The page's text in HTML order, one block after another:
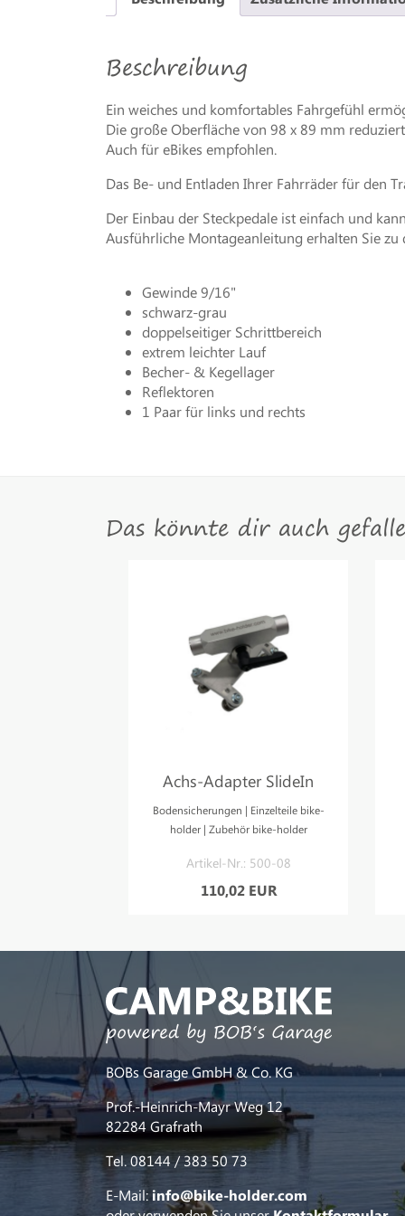
Beschreibung
Ein weiches und komfortables Fahrgefühl
Die große Oberfläche von 98 x 89 mm
Auch für eBikes empfohlen.
Das Be- und Entladen Ihrer Fahrräder für den
Der Einbau der Steckpedale ist einfach und
Ausführliche Montageanleitung erhalten Sie zu
Gewinde 9/16"
schwarz-grau
doppelseitiger Schrittbereich
extrem leichter Lauf
Becher- & Kegellager
Reflektoren
1 Paar für links und rechts
Das könnte dir auch
Achs-Adapter SlideIn
Bodensicherungen | Einzelteile bike-
holder | Zubehör bike-holder
Artikel-Nr.: 500-08
110,02 EUR
BOBs Garage GmbH & Co. KG
Prof.-Heinrich-Mayr Weg 12
82284 Grafrath
Tel. 08144 / 383 50 73
E-Mail: info@bike-holder.com